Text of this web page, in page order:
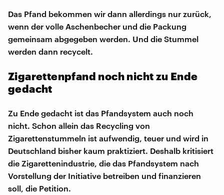
Das Pfand bekommen wir dann allerdings nur zurück,
wenn der volle Aschenbecher und die Packung
gemeinsam abgegeben werden. Und die Stummel
werden dann recycelt.
Zigarettenpfand noch nicht zu Ende
gedacht
Zu Ende gedacht ist das Pfandsystem auch noch
nicht. Schon allein das Recycling von
Zigarettenstummeln ist aufwendig, teuer und wird in
Deutschland bisher kaum praktiziert. Deshalb kritisiert
die Zigarettenindustrie, die das Pfandsystem nach
Vorstellung der Initiative betreiben und finanzieren
soll, die Petition.